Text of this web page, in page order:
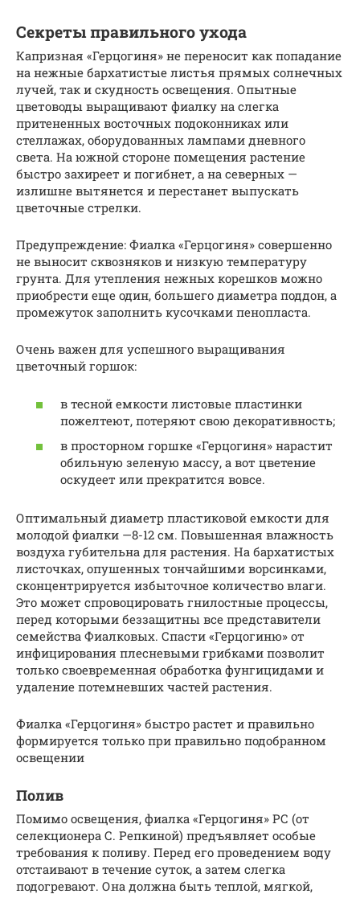
Секреты правильного ухода
Капризная «Герцогиня» не переносит как попадание
на нежные бархатистые листья прямых солнечных
лучей, так и скудность освещения. Опытные
цветоводы выращивают фиалку на слегка
притененных восточных подоконниках или
стеллажах, оборудованных лампами дневного
света. На южной стороне помещения растение
быстро захиреет и погибнет, а на северных —
излишне вытянется и перестанет выпускать
цветочные стрелки.
Предупреждение: Фиалка «Герцогиня» совершенно
не выносит сквозняков и низкую температуру
грунта. Для утепления нежных корешков можно
приобрести еще один, большего диаметра поддон, а
промежуток заполнить кусочками пенопласта.
Очень важен для успешного выращивания
цветочный горшок:
в тесной емкости листовые пластинки
пожелтеют, потеряют свою декоративность;
в просторном горшке «Герцогиня» нарастит
обильную зеленую массу, а вот цветение
оскудеет или прекратится вовсе.
Оптимальный диаметр пластиковой емкости для
молодой фиалки —8-12 см. Повышенная влажность
воздуха губительна для растения. На бархатистых
листочках, опушенных тончайшими ворсинками,
сконцентрируется избыточное количество влаги.
Это может спровоцировать гнилостные процессы,
перед которыми беззащитны все представители
семейства Фиалковых. Спасти «Герцогиню» от
инфицирования плесневыми грибками позволит
только своевременная обработка фунгицидами и
удаление потемневших частей растения.
Фиалка «Герцогиня» быстро растет и правильно
формируется только при правильно подобранном
освещении
Полив
Помимо освещения, фиалка «Герцогиня» РС (от
селекционера С. Репкиной) предъявляет особые
требования к поливу. Перед его проведением воду
отстаивают в течение суток, а затем слегка
подогревают. Она должна быть теплой, мягкой,